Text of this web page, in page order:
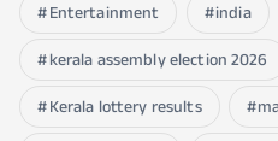
Entertainment
india
kerala assembly election 2026
Kerala lottery results